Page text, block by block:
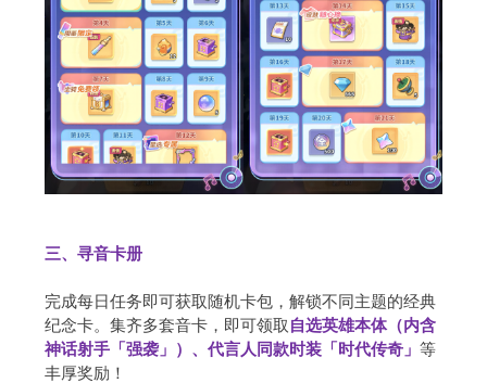
三、寻音卡册
完成每日任务即可获取随机卡包，解锁不同主题的经典
纪念卡。集齐多套音卡，即可领取 自选英雄本体（内含
神话射手「强袭」）、代言人同款时装「时代传奇」 等
丰厚奖励！